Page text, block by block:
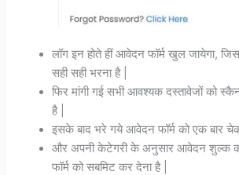
लॉग इन होते हीं आवेदन फॉर्म खुल जायेगा,
सही सही भरना है |
फिर मांगी गई सभी आवश्यक दस्तावेजों को
है |
इसके बाद भरे गये आवेदन फॉर्म को एक बार
और अपनी केटेगरी के अनुसार आवेदन शुल्क
फॉर्म को सबमिट कर देना है |